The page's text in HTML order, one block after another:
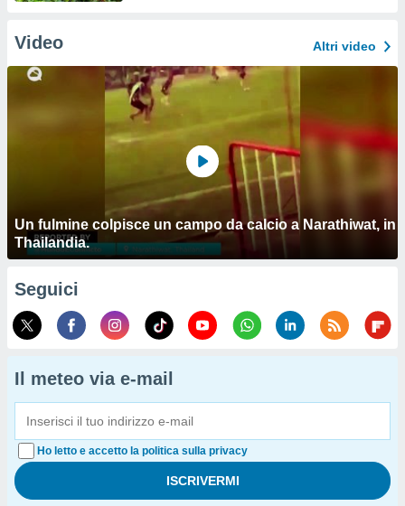
Video Altri video
Un fulmine colpisce un campo da calcio a Narathiwat, in
Thailandia.
Seguici
Il meteo via e-mail
Ho letto e accetto la politica sulla privacy